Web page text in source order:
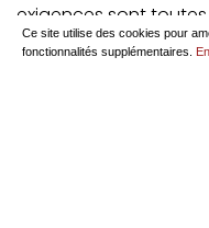
exigences sont
les produits laitiers
Les produits sont
Ce site utilise des cookies pour
fonctionnalités supplémentaires.